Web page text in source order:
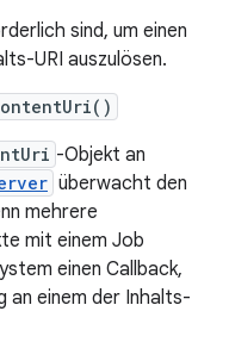
sind, um einen
URI auszulösen.
-Objekt an
überwacht den
mehrere
mit einem Job
einen Callback,
an einem der Inhalts-